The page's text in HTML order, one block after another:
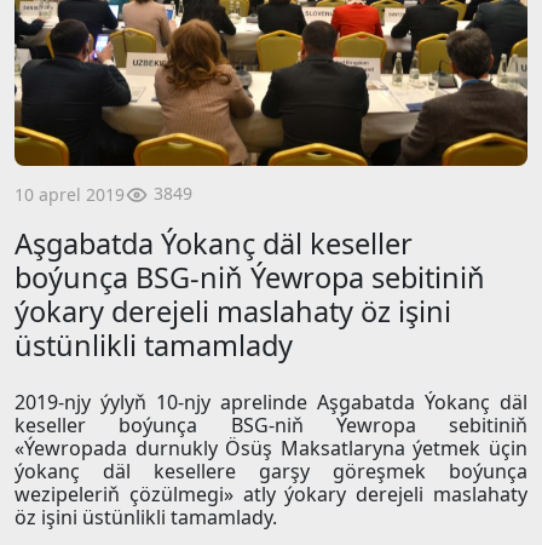
10 aprel 2019 3849
Aşgabatda Ýokanç däl keseller
boýunça BSG-niň Ýewropa sebitiniň
ýokary derejeli maslahaty öz işini
üstünlikli tamamlady
2019-njy ýylyň 10-njy aprelinde Aşgabatda Ýokanç däl
keseller boýunça BSG-niň Ýewropa sebitiniň
«Ýewropada durnukly Ösüş Maksatlaryna ýetmek üçin
ýokanç däl kesellere garşy göreşmek boýunça
wezipeleriň çözülmegi» atly ýokary derejeli maslahaty
öz işini üstünlikli tamamlady.